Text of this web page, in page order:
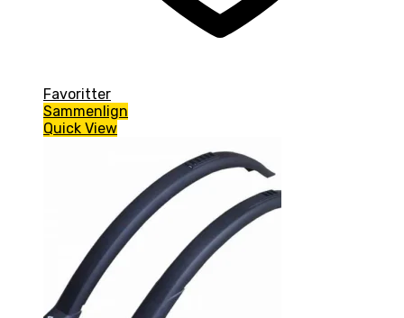
Favoritter
Sammenlign
Quick View